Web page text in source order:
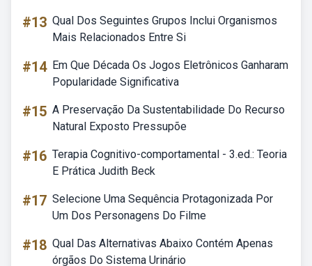
#13 Qual Dos Seguintes Grupos Inclui Organismos
Mais Relacionados Entre Si
#14 Em Que Década Os Jogos Eletrônicos Ganharam
Popularidade Significativa
#15 A Preservação Da Sustentabilidade Do Recurso
Natural Exposto Pressupõe
#16 Terapia Cognitivo-comportamental - 3.ed.: Teoria
E Prática Judith Beck
#17 Selecione Uma Sequência Protagonizada Por
Um Dos Personagens Do Filme
#18 Qual Das Alternativas Abaixo Contém Apenas
órgãos Do Sistema Urinário